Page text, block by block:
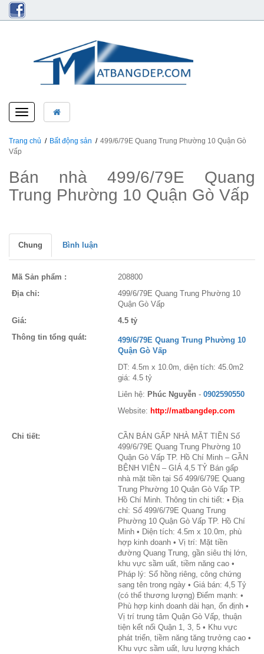
Toggle
navigation
Trang chủ Bất động sản
499/6/79E Quang Trung Phường 10 Quận Gò
Vấp
Bán nhà 499/6/79E Quang
Trung Phường 10 Quận Gò Vấp
Chung Bình luận
Mã Sản phẩm :
208800
Địa chỉ:
499/6/79E Quang Trung Phường 10
Quận Gò Vấp
Giá:
4.5 tỷ
Thông tin tổng quát:
499/6/79E Quang Trung Phường 10
Quận Gò Vấp
DT: 4.5m x 10.0m, diện tích: 45.0m2
giá: 4.5 tỷ
Liên hệ: Phúc Nguyễn - 0902590550
Website: http://matbangdep.com
Chi tiết:
CẦN BÁN GẤP NHÀ MẶT TIỀN Số
499/6/79E Quang Trung Phường 10
Quận Gò Vấp TP. Hồ Chí Minh – GẦN
BỆNH VIỆN – GIÁ 4,5 TỶ Bán gấp
nhà mặt tiền tại Số 499/6/79E Quang
Trung Phường 10 Quận Gò Vấp TP.
Hồ Chí Minh. Thông tin chi tiết: • Địa
chỉ: Số 499/6/79E Quang Trung
Phường 10 Quận Gò Vấp TP. Hồ Chí
Minh • Diện tích: 4.5m x 10.0m, phù
hợp kinh doanh • Vị trí: Mặt tiền
đường Quang Trung, gần siêu thị lớn,
khu vực sầm uất, tiềm năng cao •
Pháp lý: Sổ hồng riêng, công chứng
sang tên trong ngày • Giá bán: 4,5 Tỷ
(có thể thương lượng) Điểm mạnh: •
Phù hợp kinh doanh dài hạn, ổn định •
Vị trí trung tâm Quận Gò Vấp, thuận
tiện kết nối Quận 1, 3, 5 • Khu vực
phát triển, tiềm năng tăng trưởng cao •
Khu vực sầm uất, lưu lượng khách